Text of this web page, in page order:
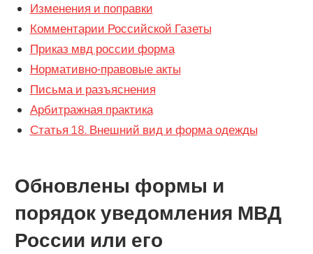
Изменения и поправки
Комментарии Российской Газеты
Приказ мвд россии форма
Нормативно-правовые акты
Письма и разъяснения
Арбитражная практика
Статья 18. Внешний вид и форма одежды
Обновлены формы и
порядок уведомления МВД
России или его